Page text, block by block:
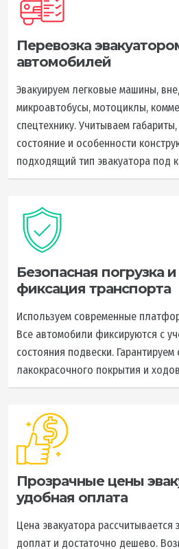
Перевозка
автомобилей
Эвакуируем легковые машины,
микроавтобусы, мотоциклы,
спецтехнику. Учитываем
состояние и особенности
подходящий тип эвакуатора под
Безопасная погрузка
фиксация транспорта
Используем современные
Все автомобили фиксируются с
состояния подвески. Гарантируем
лакокрасочного покрытия и
Прозрачные цены
удобная оплата
Цена эвакуатора рассчитывается
доплат и достаточно дешево.